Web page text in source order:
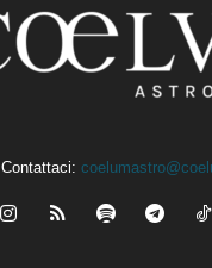
Contattaci: